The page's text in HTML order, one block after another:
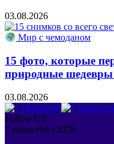
03.08.2026
Мир с чемоданом
15 фото, которые
природные шедевры
03.08.2026
Follow US
7 новостей | 2026